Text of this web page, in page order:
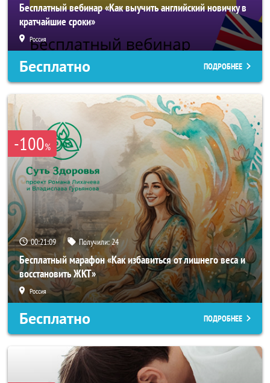
Бесплатный вебинар «Как выучить английский новичку в
кратчайшие сроки»
Россия
Бесплатно ПОДРОБНЕЕ
-100%
00:21:06 Получили:24
Бесплатный марафон «Как избавиться от лишнего веса и
восстановить ЖКТ»
Россия
Бесплатно ПОДРОБНЕЕ